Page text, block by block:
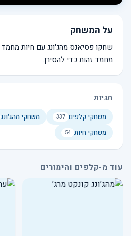
על המשחק
מחמד זהות כדי להסירן.
תגיות
משחקי קלפים 337 משחקי מהג׳ונג
משחקי חיות 54
עוד מ-קלפים והימורים